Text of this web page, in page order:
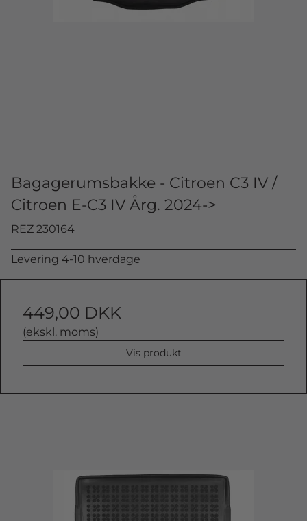
Bagagerumsbakke - Citroen C3 IV /
Citroen E-C3 IV Årg. 2024->
REZ 230164
Levering 4-10 hverdage
449,00 DKK
(ekskl. moms)
Vis produkt